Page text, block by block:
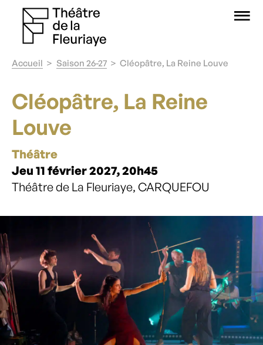
Accueil Saison 26-27 Cléopâtre, La Reine Louve
Cléopâtre, La Reine
Louve
Théâtre
Jeu 11 février 2027, 20h45
Théâtre de La Fleuriaye, CARQUEFOU